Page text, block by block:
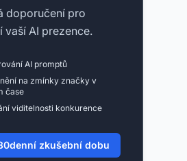
doporučení pro
vaší AI prezence.
AI promptů
na zmínky značky v
čase
viditelnosti konkurence
zkušební dobu